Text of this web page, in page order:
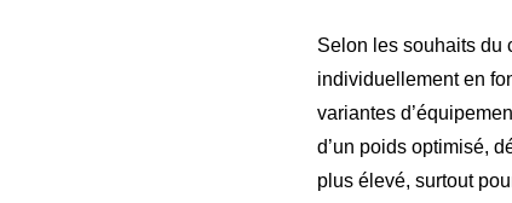
Selon les souhaits du
individuellement en
variantes
d’un poids optimisé,
plus élevé, surtout